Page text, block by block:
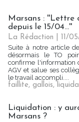
Marsans : ''Lettre
depuis le 15/04...''
La Rédaction | 11/
Suite à notre article
désormais le TO
confirme l'information
AGV et salue ses
le travail accompli....
faillite, gallois,
Liquidation : y
Marsans ?